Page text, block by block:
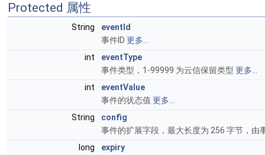
Protected 属性
String
eventId
事件ID 更多...
int
eventType
事件类型，1-99999 为云信保留类型 更多...
int
eventValue
事件的状态值 更多...
String
config
事件的扩展字段，最大长度为 256 字节，由
long
expiry